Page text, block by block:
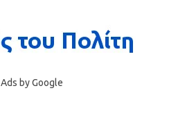
Ads by Google